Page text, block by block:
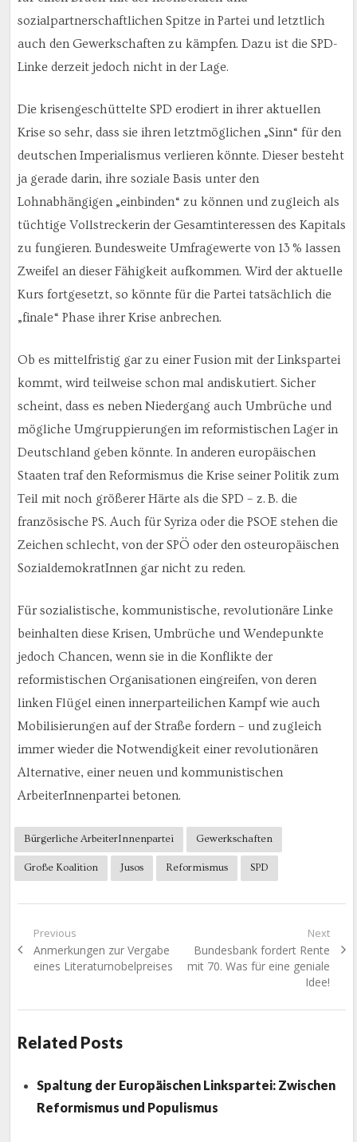
sozialpartnerschaftlichen Spitze in Partei und letztlich
auch den Gewerkschaften zu kämpfen. Dazu ist die SPD-
Linke derzeit jedoch nicht in der Lage.
Die krisengeschüttelte SPD erodiert in ihrer aktuellen
Krise so sehr, dass sie ihren letztmöglichen „Sinn“ für den
deutschen Imperialismus verlieren könnte. Dieser besteht
ja gerade darin, ihre soziale Basis unter den
Lohnabhängigen „einbinden“ zu können und zugleich als
tüchtige Vollstreckerin der Gesamtinteressen des Kapitals
zu fungieren. Bundesweite Umfragewerte von 13 % lassen
Zweifel an dieser Fähigkeit aufkommen. Wird der aktuelle
Kurs fortgesetzt, so könnte für die Partei tatsächlich die
„finale“ Phase ihrer Krise anbrechen.
Ob es mittelfristig gar zu einer Fusion mit der Linkspartei
kommt, wird teilweise schon mal andiskutiert. Sicher
scheint, dass es neben Niedergang auch Umbrüche und
mögliche Umgruppierungen im reformistischen Lager in
Deutschland geben könnte. In anderen europäischen
Staaten traf den Reformismus die Krise seiner Politik zum
Teil mit noch größerer Härte als die SPD – z. B. die
französische PS. Auch für Syriza oder die PSOE stehen die
Zeichen schlecht, von der SPÖ oder den osteuropäischen
SozialdemokratInnen gar nicht zu reden.
Für sozialistische, kommunistische, revolutionäre Linke
beinhalten diese Krisen, Umbrüche und Wendepunkte
jedoch Chancen, wenn sie in die Konflikte der
reformistischen Organisationen eingreifen, von deren
linken Flügel einen innerparteilichen Kampf wie auch
Mobilisierungen auf der Straße fordern – und zugleich
immer wieder die Notwendigkeit einer revolutionären
Alternative, einer neuen und kommunistischen
ArbeiterInnenpartei betonen.
Bürgerliche ArbeiterInnenpartei Gewerkschaften
Große Koalition Jusos Reformismus SPD
Beitragsnavigation
Previous
Previous
post:
Anmerkungen zur Vergabe
eines Literaturnobelpreises
Next
Next
post:
Bundesbank fordert Rente
mit 70. Was für eine geniale
Idee!
Related Posts
Spaltung der Europäischen Linkspartei: Zwischen
Reformismus und Populismus